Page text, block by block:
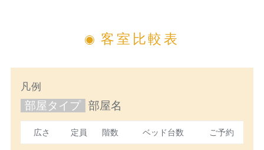
客室比較表
凡例
部屋タイプ 部屋名
広さ 定員 階数 ベッド台数 ご予約